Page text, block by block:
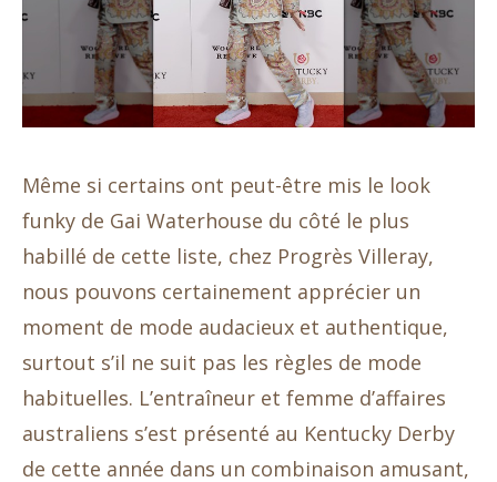
Même si certains ont peut-être mis le look
funky de Gai Waterhouse du côté le plus
habillé de cette liste, chez Progrès Villeray,
nous pouvons certainement apprécier un
moment de mode audacieux et authentique,
surtout s’il ne suit pas les règles de mode
habituelles. L’entraîneur et femme d’affaires
australiens s’est présenté au Kentucky Derby
de cette année dans un combinaison amusant,